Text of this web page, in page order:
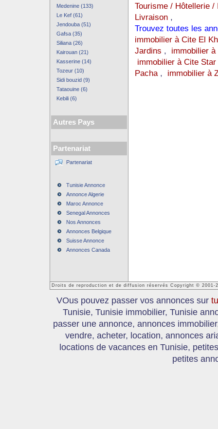
Medenine (133)
Le Kef (61)
Jendouba (51)
Gafsa (35)
Siliana (26)
Kairouan (21)
Kasserine (14)
Tozeur (10)
Sidi bouzid (9)
Tataouine (6)
Kebili (6)
Autres Pays
Partenariat
Partenariat
Tunisie Annonce
Annonce Algerie
Maroc Annonce
Senegal Annonces
Nos Annonces
Annonces Belgique
Suisse Annonce
Annonces Canada
Tourisme / Hôtellerie
Livraison ,
Trouvez toutes les
immobilier à Cite El
Jardins , immobilier
immobilier à Cite Star
Pacha, immobilier à
Droits de reproduction et de diffusion réservés Copyright © 2001-
VOus pouvez passer vos annonces sur
Tunisie, Tunisie immobilier, Tunisie
passer une annonce, annonces
vendre, acheter, location, annonces
locations de vacances en Tunisie,
petites